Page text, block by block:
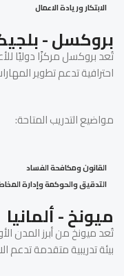
الابتكار وريادة الاعمال
بروكسل -
تُعد بروكسل مركزًا دوليًا
احترافية تدعم تطوير
مواضيع التدريب المتاحة:
القانون ومكافحة الفساد
التدقيق والحوكمة وإدارة
ميونخ - ألمانيا
تُعد ميونخ من أبرز المدن
بيئة تدريبية متقدمة تدعم